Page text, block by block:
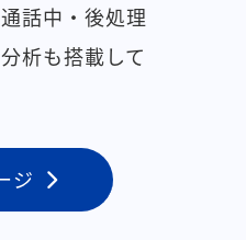
話中・後処理
析も搭載して
ジ